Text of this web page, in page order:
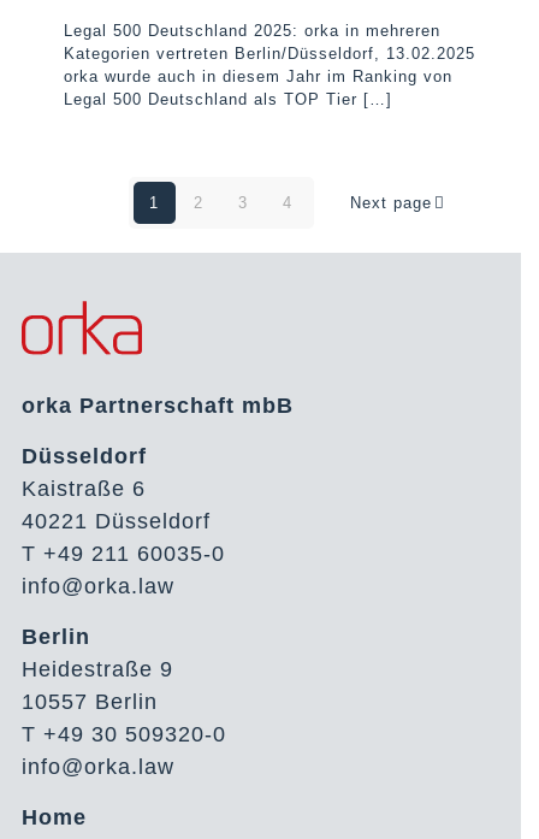
Legal 500 Deutschland 2025: orka in mehreren
Kategorien vertreten Berlin/Düsseldorf, 13.02.2025
orka wurde auch in diesem Jahr im Ranking von
Legal 500 Deutschland als TOP Tier […]
1 2 3 4 Next page
orka Partnerschaft mbB
Düsseldorf
Kaistraße 6
40221 Düsseldorf
T +49 211 60035-0
info@orka.law
Berlin
Heidestraße 9
10557 Berlin
T +49 30 509320-0
info@orka.law
Home